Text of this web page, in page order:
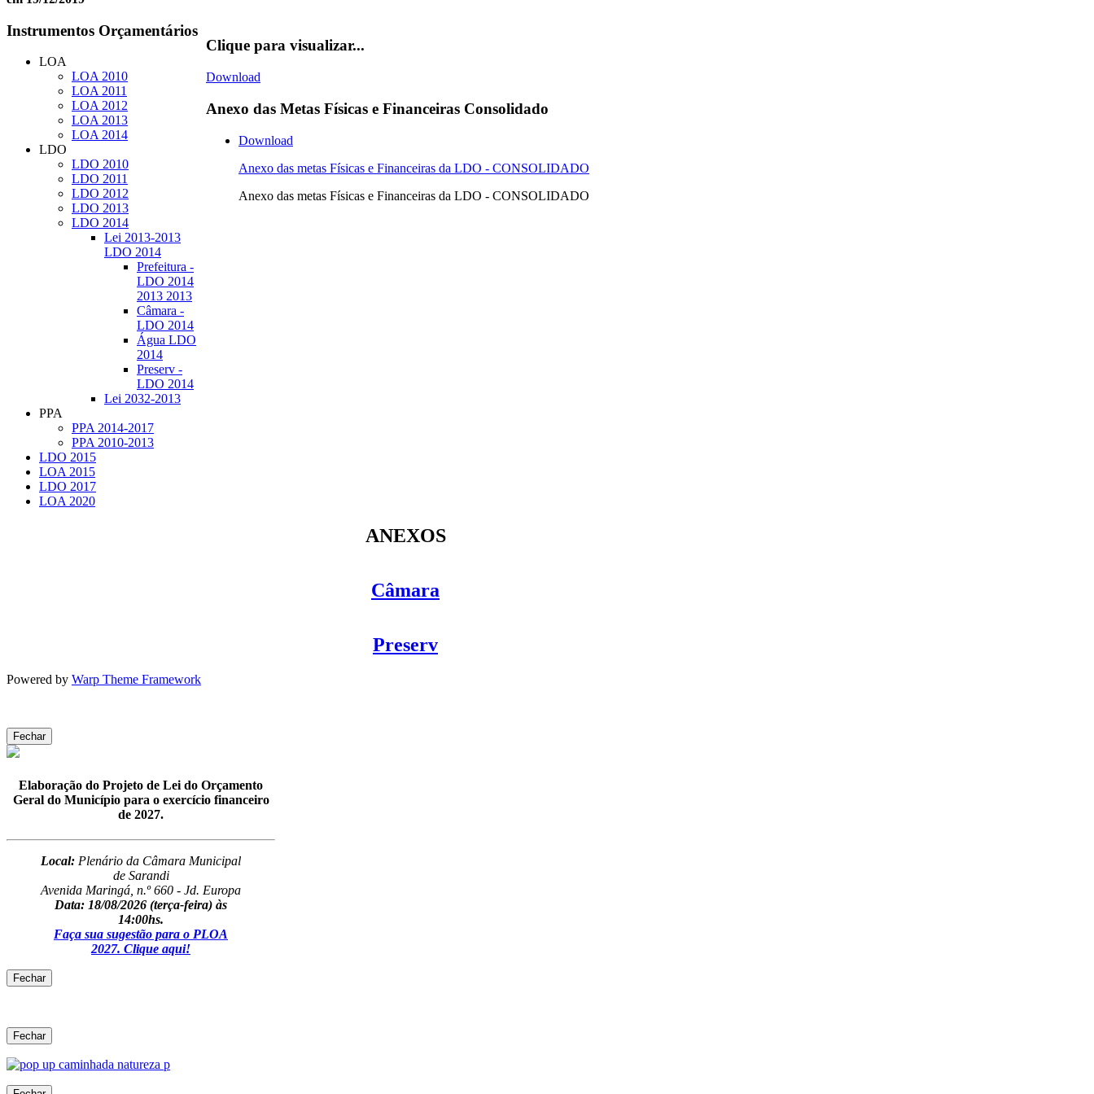
Clique para visualizar...
Download
Anexo das Metas Físicas e Financeiras Consolidado
Download
Anexo das metas Físicas e Financeiras da LDO - CONSOLIDADO
Anexo das metas Físicas e Financeiras da LDO - CONSOLIDADO
Instrumentos Orçamentários
LOA
LOA 2010
LOA 2011
LOA 2012
LOA 2013
LOA 2014
LDO
LDO 2010
LDO 2011
LDO 2012
LDO 2013
LDO 2014
Lei 2013-2013
LDO 2014
Prefeitura -
LDO 2014
2013 2013
Câmara -
LDO 2014
Água LDO
2014
Preserv -
LDO 2014
Lei 2032-2013
PPA
PPA 2014-2017
PPA 2010-2013
LDO 2015
LOA 2015
LDO 2017
LOA 2020
ANEXOS
Câmara
Preserv
Powered by Warp Theme Framework
Fechar
Elaboração do Projeto de Lei do Orçamento
Geral do Município para o exercício financeiro
de 2027.
Local: Plenário da Câmara Municipal
de Sarandi
Avenida Maringá, n.º 660 - Jd. Europa
Data: 18/08/2026 (terça-feira) às
14:00hs.
Faça sua sugestão para o PLOA
2027. Clique aqui!
Fechar
Fechar